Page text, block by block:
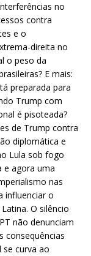
no
contra
e o
direita no
o peso da
E mais:
preparada para
Trump com
é pisoteada?
de Trump contra
diplomática e
Lula sob fogo
e agora uma
nas
influenciar o
O silêncio
não denunciam
consequências
se curva ao